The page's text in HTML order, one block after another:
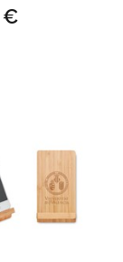
con Base
€